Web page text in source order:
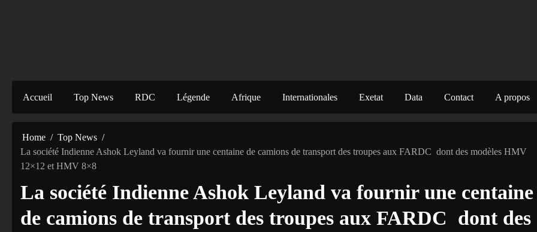
Accueil Top News RDC Légende Afrique Internationales Exetat Data Contact A propos
Home
Top News
La société Indienne Ashok Leyland va fournir une centaine de camions de transport des troupes aux FARDC dont des modèles HMV
12×12 et HMV 8×8
La société Indienne Ashok Leyland va fournir une centaine
de camions de transport des troupes aux FARDC dont des